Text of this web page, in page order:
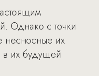
Однако с точки
несносные их
в их будущей